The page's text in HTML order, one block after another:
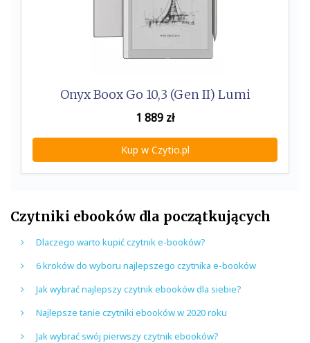
Onyx Boox Go 10,3 (Gen II) Lumi
1 889 zł
Kup w Czytio.pl
Czytniki ebooków dla początkujących
Dlaczego warto kupić czytnik e-booków?
6 kroków do wyboru najlepszego czytnika e-booków
Jak wybrać najlepszy czytnik ebooków dla siebie?
Najlepsze tanie czytniki ebooków w 2020 roku
Jak wybrać swój pierwszy czytnik ebooków?